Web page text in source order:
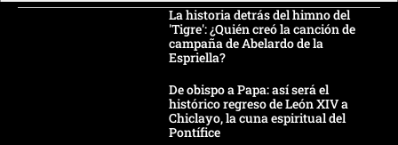
La historia detrás del himno del
'Tigre': ¿Quién creó la canción de
campaña de Abelardo de la
Espriella?
De obispo a Papa: así será el
histórico regreso de León XIV a
Chiclayo, la cuna espiritual del
Pontífice